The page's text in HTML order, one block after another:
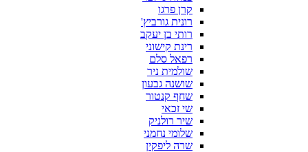
קרן פרגו
רונית גורביץ'
רותי בן יעקב
רינת קישוני
רפאל סלם
שולמית ניר
שושנה גבעון
שחף קנטור
שי זכאי
שיר רולניק
שלומי נחמני
שרה ליפקין